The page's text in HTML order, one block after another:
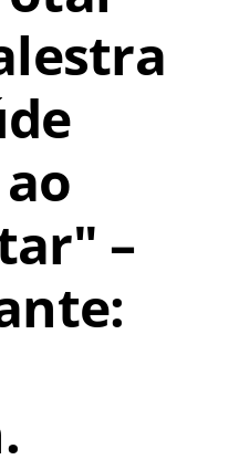
–